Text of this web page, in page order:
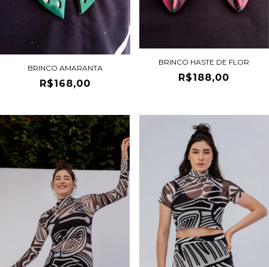
BRINCO AMARANTA
R$168,00
BRINCO HASTE DE FLOR
R$188,00